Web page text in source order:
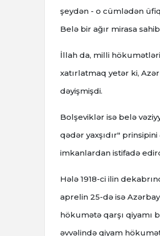
şeydən - o cümlədən
Belə bir ağır mirasa
İllah da, milli
xatırlatmaq yetər ki,
dəyişmişdi.
Bolşeviklər isə belə
qədər yaxşıdır"
imkanlardan istifadə
Hələ 1918-ci ilin
aprelin 25-də isə
hökumətə qarşı qiyamı
əvvəlində qiyam